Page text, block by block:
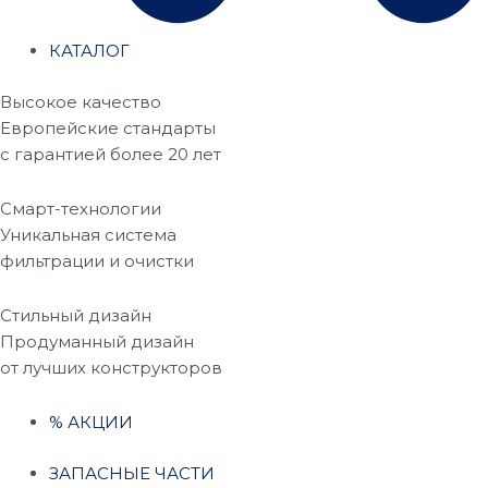
КАТАЛОГ
Высокое качество
Европейские стандарты
с гарантией более 20 лет
Смарт-технологии
Уникальная система
фильтрации и очистки
Стильный дизайн
Продуманный дизайн
от лучших конструкторов
% АКЦИИ
ЗАПАСНЫЕ ЧАСТИ